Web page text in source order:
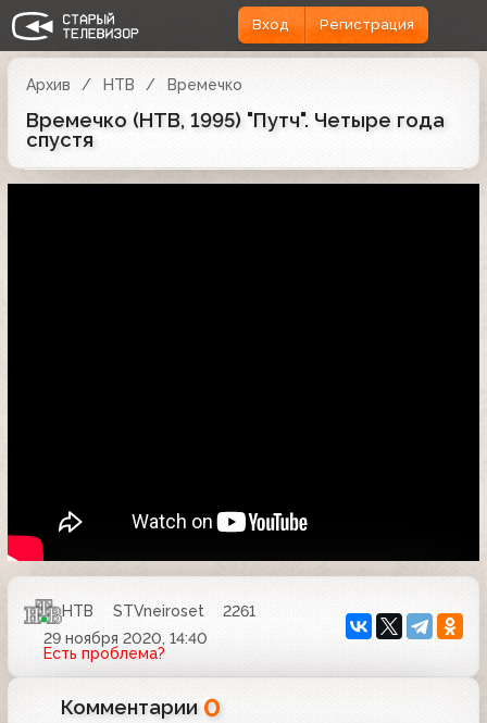
Вход Регистрация
Архив НТВ Времечко
Времечко (НТВ, 1995) "Путч". Четыре года
спустя
НТВ STVneiroset
2261
29 ноября 2020, 14:40
Есть проблема?
Комментарии 0